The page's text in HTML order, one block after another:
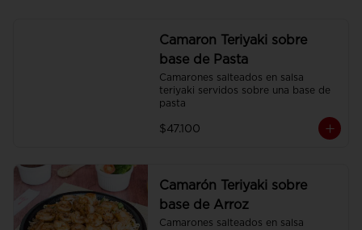
Camaron Teriyaki sobre
base de Pasta
Camarones salteados en salsa
teriyaki servidos sobre una base de
pasta
$47.100
Camarón Teriyaki sobre
base de Arroz
Camarones salteados en salsa